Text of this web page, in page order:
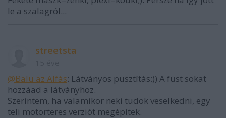
le a szalagról...
streetsta
@Balu az Alfás: Látványos pusztítás:)) A füst sokat
hozzáad a látványhoz.
Szerintem, ha valamikor neki tudok veselkedni, egy
teli motorteres verziót megépítek.